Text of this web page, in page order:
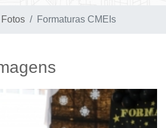
Formaturas CMEIs